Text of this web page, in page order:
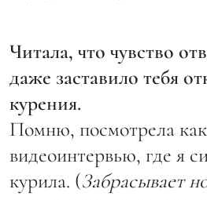
Читала, что чувство
даже заставило тебя
курения.
Помню, посмотрела
видеоинтервью, где я
курила. (Забрасывает